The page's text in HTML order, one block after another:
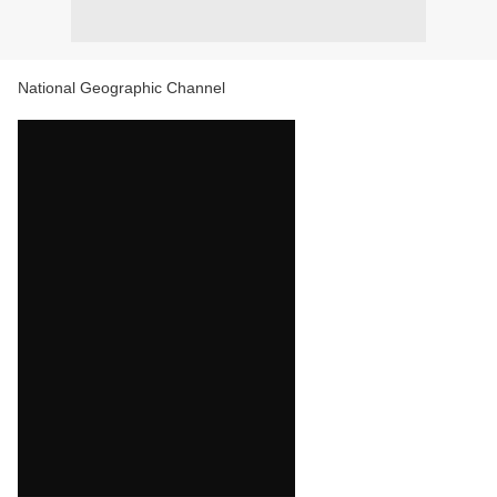
National Geographic Channel